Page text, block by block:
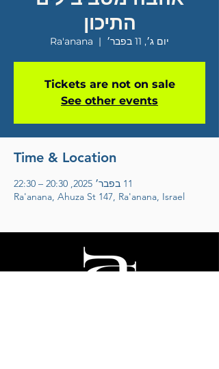
התיכון
יום ג׳, 11 בפבר׳
  |
Ra'anana
Tickets are not on sale
See other events
Time & Location
11 בפבר׳ 2025, 20:30 – 22:30
Ra'anana, Ahuza St 147, Ra'anana, Israel